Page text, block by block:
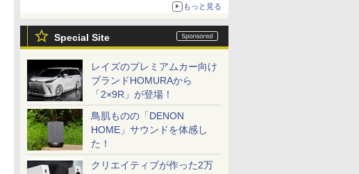
「GUILTY GEAR」などの格ゲーを手掛けるア
もっと見る
Special Site
レイズのプレミアムカー向け
ブランドHOMURAから
「2×9R」が登場！
鳥肌ものの「DENON
HOME」サウンドを体感し
た！
クリエイティブが作った2万